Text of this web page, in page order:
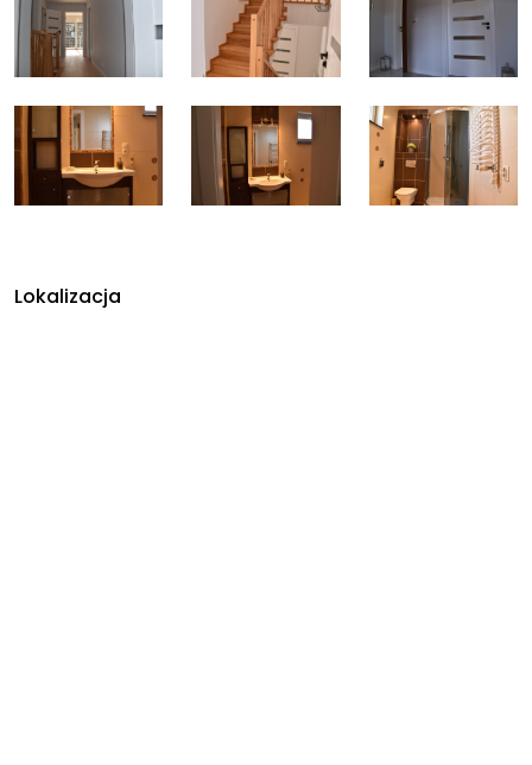
Lokalizacja